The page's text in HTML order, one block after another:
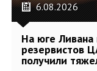
6.08.2026
На юге Ливана
резервистов
получили